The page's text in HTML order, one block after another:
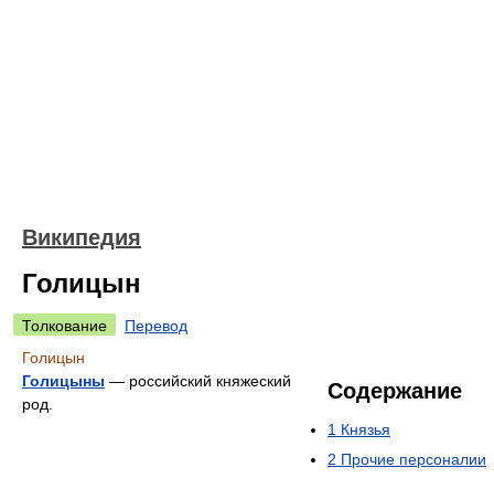
Википедия
Голицын
Толкование
Перевод
Голицын
Содержание
1 Князья
2 Прочие персоналии
Голицыны — российский княжеский
род.